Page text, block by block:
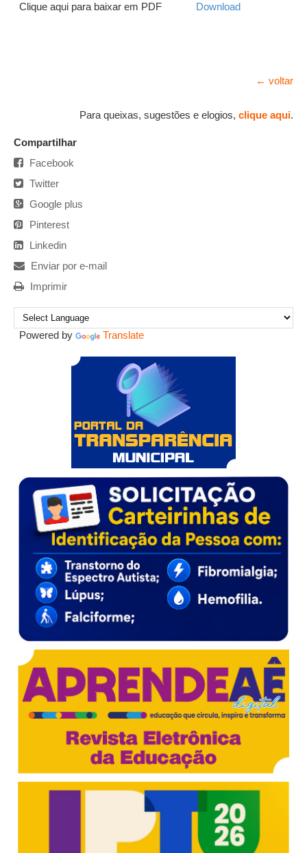
Clique aqui para baixar em PDF Download
← voltar
Para queixas, sugestões e elogios, clique aqui.
Compartilhar
Facebook
Twitter
Google plus
Pinterest
Linkedin
Enviar por e-mail
Imprimir
Powered by Translate